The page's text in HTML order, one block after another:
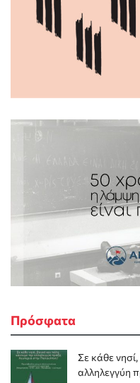
Πρόσφατα
Σε κάθε
αλληλεγγύη